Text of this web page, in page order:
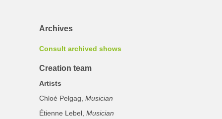
Archives
Consult archived shows
Creation team
Artists
Chloé Pelgag, Musician
Étienne Lebel, Musician